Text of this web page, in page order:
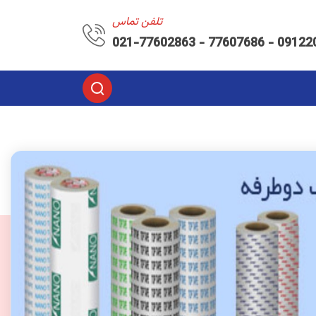
تلفن تماس
021-77602863 - 77607686 -